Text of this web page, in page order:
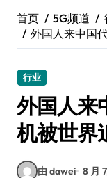
首页 5G频道
外国人来中国
行业
外国人来
机被世界
由 dawei 8 月